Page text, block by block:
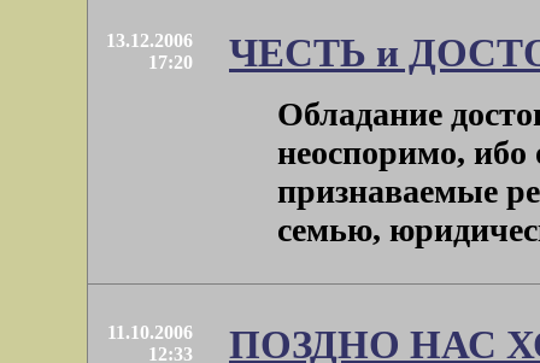
13.12.2006
17:20
ЧЕСТЬ и
Обладание
неоспоримо, ибо
признаваемые
семью,
11.10.2006
12:33
ПОЗДНО НАС